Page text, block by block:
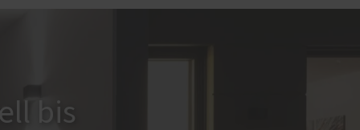
Sonnen- und Insektenschutz
Rollladen von ROMA
bis